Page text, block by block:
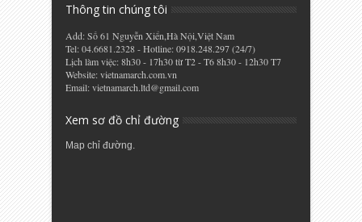
Thông tin chúng tôi
Add: Số 61 Nguyễn Xiển,Hà Nội,Việt Nam
Tel: 04.6681.2328 - Hotline: 0918.248.297 (24/7)
Lịch làm việc: 8h30 - 17h30 từ T2 - T6 8h30 - 12h30 T7
Website: vietnamarch.com.vn
Email: vietnamarch.ltd@gmail.com
Xem sơ đồ chỉ đường
Map chỉ đường.